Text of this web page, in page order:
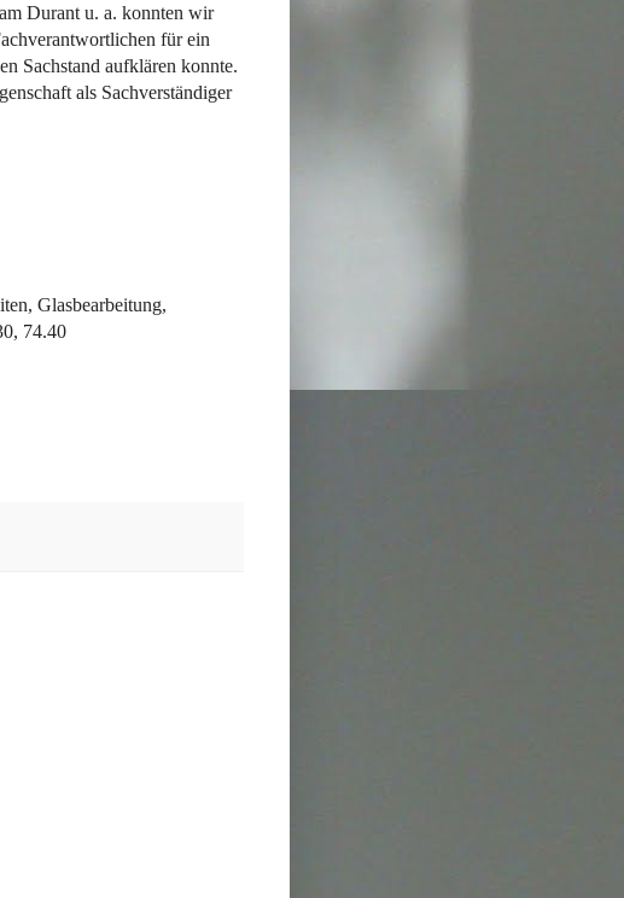
Durant u. a. konnten wir
für ein
Sachstand aufklären konnte.
als Sachverständiger
Glasbearbeitung,
74.40